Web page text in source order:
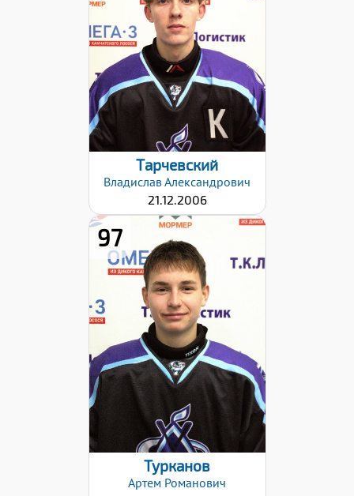
Вес:
67
Хват клюшки:
Правый
Дата заявки:
02.10.2023
Тарчевский
ВладиславАлександрович
21.12.2006
97
Рост:
177
Вес:
71
Хват клюшки:
Левый
Дата заявки:
02.10.2023
Турканов
Артем Романович